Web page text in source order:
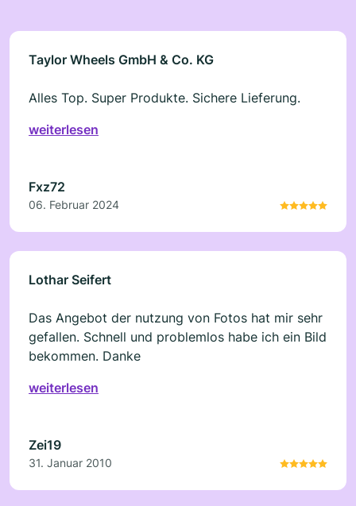
Taylor Wheels GmbH & Co. KG
Alles Top. Super Produkte. Sichere Lieferung.
weiterlesen
Fxz72
06. Februar 2024
Lothar Seifert
Das Angebot der nutzung von Fotos hat mir sehr
gefallen. Schnell und problemlos habe ich ein Bild
bekommen. Danke
weiterlesen
Zei19
31. Januar 2010